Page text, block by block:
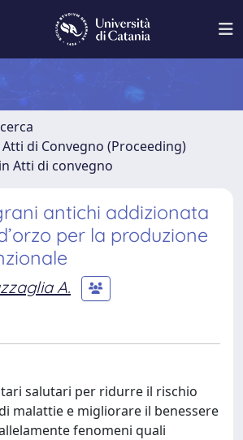
di Convegno (Proceeding)
Atti di convegno
antichi addizionata
per la produzione
A.
salutari per ridurre il rischio
malattie e migliorare il benessere
fenomeni quali